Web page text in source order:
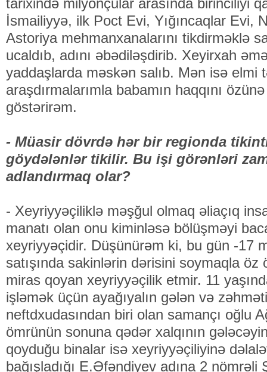
tarixində milyonçular arasında birinciliyi
İsmailiyyə, ilk Poct Evi, Yığıncaqlar Evi,
Astoriya mehmanxanalarını tikdirməklə
ucaldıb, adını əbədiləşdirib. Xeyirxah
yaddaşlarda məskən salıb. Mən isə elmi
araşdırmalarımla babamın haqqını
göstərirəm.
- Müasir dövrdə hər bir regionda
göydələnlər tikilir. Bu işi görənləri
adlandırmaq olar?
- Xeyriyyəçiliklə məşğul olmaq əliaçıq
manatı olan onu kiminləsə bölüşməyi
xeyriyyəçidir. Düşünürəm ki, bu gün -17
satışında sakinlərin dərisini soymaqla öz
miras qoyan xeyriyyəçilik etmir. 11
işləmək üçün ayağıyalın gələn və
neftdxudasından biri olan samançı oğlu
ömrünün sonuna qədər xalqının
qoyduğu binalar isə xeyriyyəçiliyinə
bağışladığı E.Əfəndiyev adına 2